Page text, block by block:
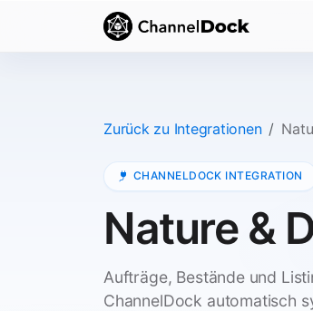
Zurück zu Integrationen
CHANNELDOCK INTEGRATION
Nature &
Aufträge, Bestände und
ChannelDock automatisch